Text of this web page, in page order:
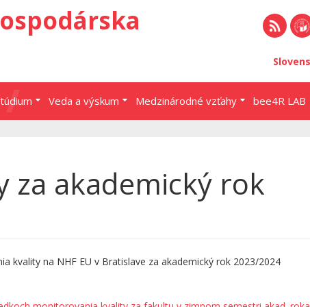
Veda a výskum Medzinárodné vzťahy bee4R LAB
za akademický rok
kvality na NHF EU v Bratislave za akademický rok 2023/2024